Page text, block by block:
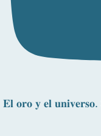
𝐄𝐥 𝐨𝐫𝐨 𝐲 𝐞𝐥